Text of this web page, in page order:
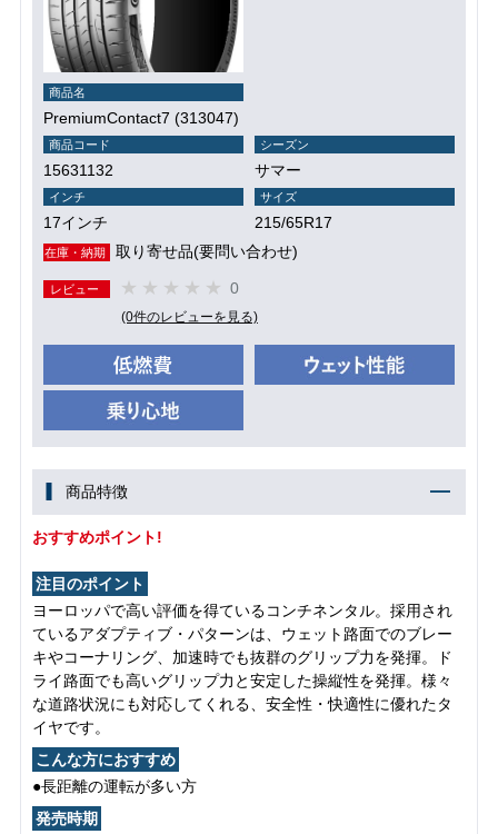
商品名
PremiumContact7 (313047)
商品コード
15631132
シーズン
サマー
インチ
17インチ
サイズ
215/65R17
在庫・納期 取り寄せ品(要問い合わせ)
レビュー 0
(0件のレビューを見る)
商品特徴
おすすめポイント!
注目のポイント
ヨーロッパで高い評価を得ているコンチネンタル。採用され
ているアダプティブ・パターンは、ウェット路面でのブレー
キやコーナリング、加速時でも抜群のグリップ力を発揮。ド
ライ路面でも高いグリップ力と安定した操縦性を発揮。様々
な道路状況にも対応してくれる、安全性・快適性に優れたタ
イヤです。
こんな方におすすめ
●長距離の運転が多い方
発売時期